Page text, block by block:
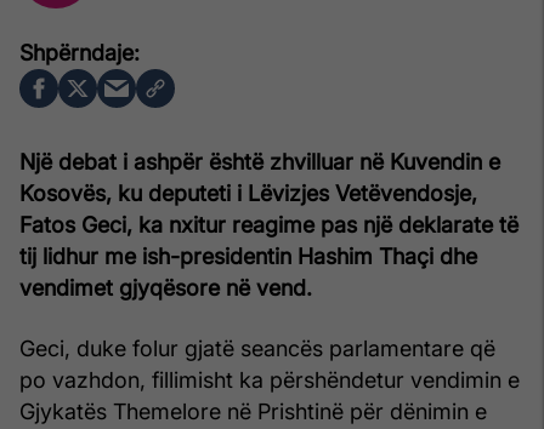
Një debat i ashpër është zhvilluar në Kuvendin e
Kosovës, ku deputeti i Lëvizjes Vetëvendosje,
Fatos Geci, ka nxitur reagime pas një deklarate të
tij lidhur me ish-presidentin Hashim Thaçi dhe
vendimet gjyqësore në vend.
Geci, duke folur gjatë seancës parlamentare që
po vazhdon, fillimisht ka përshëndetur vendimin e
Gjykatës Themelore në Prishtinë për dënimin e